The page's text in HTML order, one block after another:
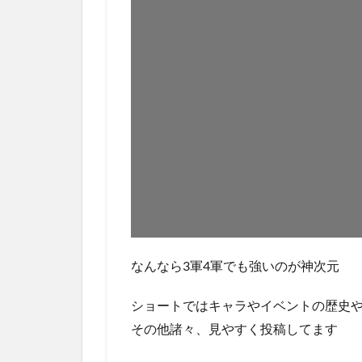
なんなら3軍4軍でも強いのが神次元
ショートではキャラやイベントの歴史
その他諸々、見やすく投稿してます